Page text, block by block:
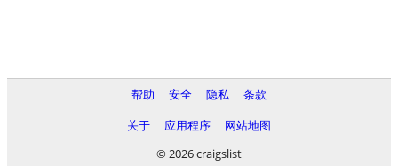
帮助 安全 隐私
条款
关于
应用程序
网站地图
© 2026 craigslist